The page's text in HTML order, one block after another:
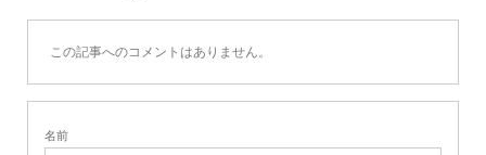
この記事へのコメントはありません。
名前